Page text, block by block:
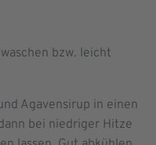
bzw. leicht
Agavensirup in einen
bei niedriger Hitze